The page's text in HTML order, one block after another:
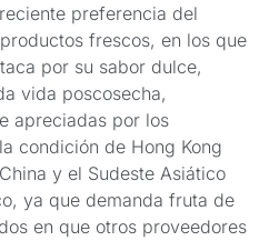
preferencia del
frescos, en los que
por su sabor dulce,
vida poscosecha,
apreciadas por los
condición de Hong Kong
y el Sudeste Asiático
ya que demanda fruta de
en que otros proveedores